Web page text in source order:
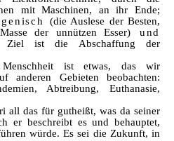
mit Maschinen, an ihr Ende;
(die Auslese der Besten,
der unnützen Esser) und
Ziel ist die Abschaffung der
ist etwas, das wir
anderen Gebieten beobachten:
Abtreibung, Euthanasie,
all das für gutheißt, was da seiner
er beschreibt es und behauptet,
würde. Es sei die Zukunft, in